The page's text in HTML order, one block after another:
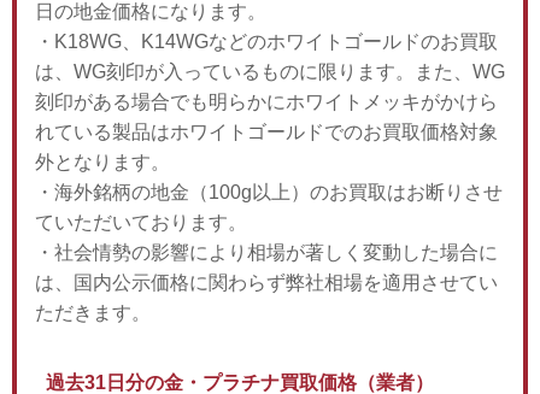
日の地金価格になります。
・K18WG、K14WGなどのホワイトゴールドのお買取
は、WG刻印が入っているものに限ります。また、WG
刻印がある場合でも明らかにホワイトメッキがかけら
れている製品はホワイトゴールドでのお買取価格対象
外となります。
・海外銘柄の地金（100g以上）のお買取はお断りさせ
ていただいております。
・社会情勢の影響により相場が著しく変動した場合に
は、国内公示価格に関わらず弊社相場を適用させてい
ただきます。
過去31日分の金・プラチナ買取価格（業者）